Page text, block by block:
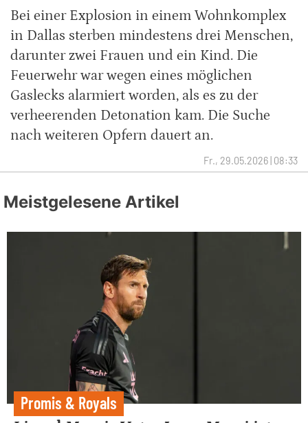
Bei einer Explosion in einem Wohnkomplex
in Dallas sterben mindestens drei Menschen,
darunter zwei Frauen und ein Kind. Die
Feuerwehr war wegen eines möglichen
Gaslecks alarmiert worden, als es zu der
verheerenden Detonation kam. Die Suche
nach weiteren Opfern dauert an.
Fr., 29.05.2026 | 08:33
Meistgelesene Artikel
Promis & Royals